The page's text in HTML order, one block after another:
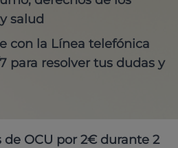
salud
con la Línea telefónica
para resolver tus dudas y
de OCU por 2€ durante 2